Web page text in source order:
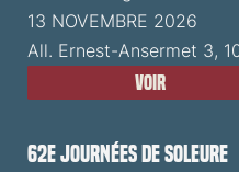
13 NOVEMBRE 2026
All. Ernest-Ansermet 3,
Voir
62e Journées de Soleure